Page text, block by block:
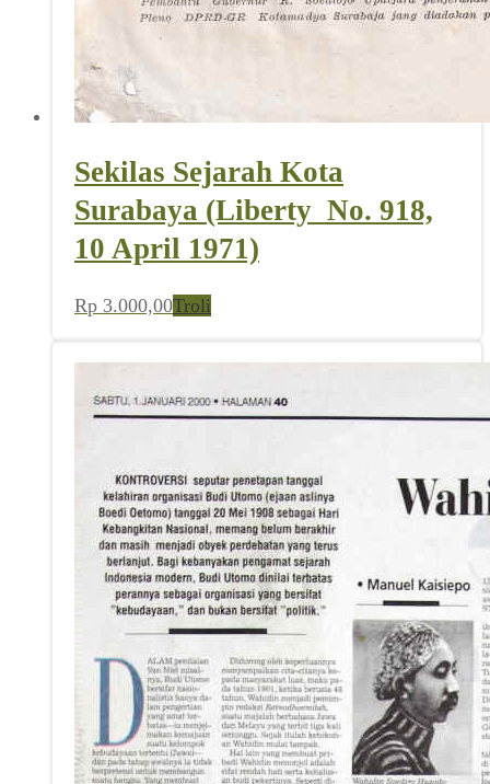
Sekilas Sejarah Kota
Surabaya (Liberty_No. 918,
10 April 1971)
Rp 3.000,00Troli